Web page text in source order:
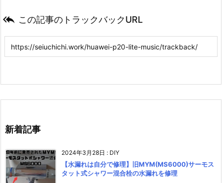
 この記事のトラックバックURL
新着記事
2024年3月28日 : DIY
【水漏れは自分で修理】旧MYM(MS6000)サーモス
タット式シャワー混合栓の水漏れを修理